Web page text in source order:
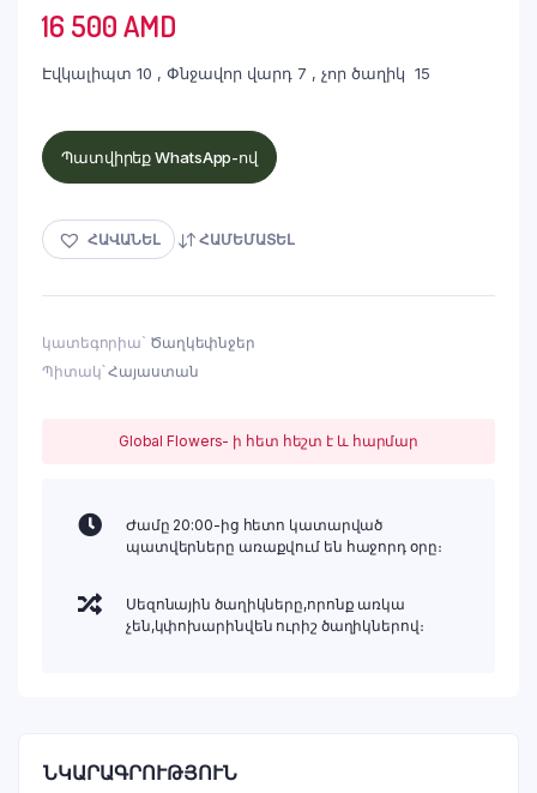
16 500AMD
Էվկալիպտ 10 , Փնջավոր վարդ 7 , չոր ծաղիկ 15
Պատվիրեք WhatsApp-ով
ՀԱՎԱՆԵԼ ՀԱՄԵՄԱՏԵԼ
կատեգորիա` Ծաղկեփնջեր
Պիտակ՝Հայաստան
Global Flowers- ի հետ հեշտ է և հարմար
Ժամը 20:00-ից հետո կատարված
պատվերները առաքվում են հաջորդ օրը։
Սեզոնային ծաղիկները,որոնք առկա
չեն,կփոխարինվեն ուրիշ ծաղիկներով։
ՆԿԱՐԱԳՐՈՒԹՅՈՒՆ